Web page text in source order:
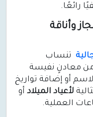
رائعًا.
وأناقة
تنساب
من معادنٍ نفيسة
أو إضافة تواريخ
لأعياد الميلاد أو
العملية.